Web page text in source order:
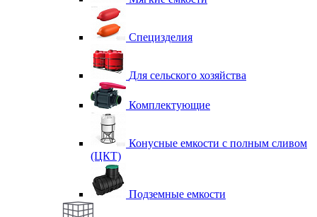
Специзделия
Для сельского хозяйства
Комплектующие
Конусные емкости с полным сливом
(ЦКТ)
Подземные емкости